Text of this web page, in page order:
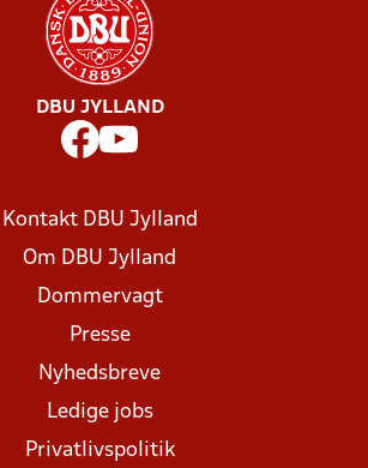
DBU JYLLAND
Kontakt DBU Jylland
Om DBU Jylland
Dommervagt
Presse
Nyhedsbreve
Ledige jobs
Privatlivspolitik